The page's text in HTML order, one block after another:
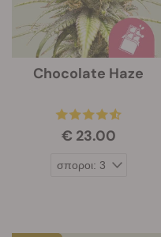
Chocolate Haze
€ 23.00